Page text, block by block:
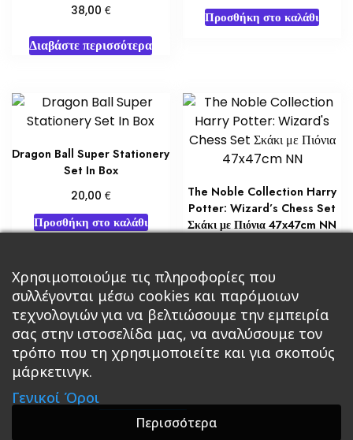
38,00 €
Διαβάστε περισσότερα
Προσθήκη στο καλάθι
Dragon Ball Super Stationery
Set In Box
20,00 €
Προσθήκη στο καλάθι
The Noble Collection Harry
Potter: Wizard’s Chess Set
Σκάκι με Πιόνια 47x47cm NN
Διαβάστε περισσότερα
Κεντρική Βιβλία
Roleplaying Games Ψυχαγωγία Εκδόσεις Βάρδος
Σε Προσφορά
Χρησιμοποιούμε τις πληροφορίες που
συλλέγονται μέσω cookies και παρόμοιων
τεχνολογιών για να βελτιώσουμε την εμπειρία
σας στην ιστοσελίδα μας, να αναλύσουμε τον
τρόπο που τη χρησιμοποιείτε και για σκοπούς
μάρκετινγκ.
Γενικοί Όροι
Περισσότερα